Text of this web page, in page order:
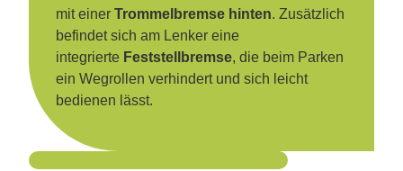
mit einerTrommelbremse hinten. Zusätzlich
befindet sich am Lenker eine
integrierte Feststellbremse, die beim Parken
ein Wegrollen verhindert und sich leicht
bedienen lässt.